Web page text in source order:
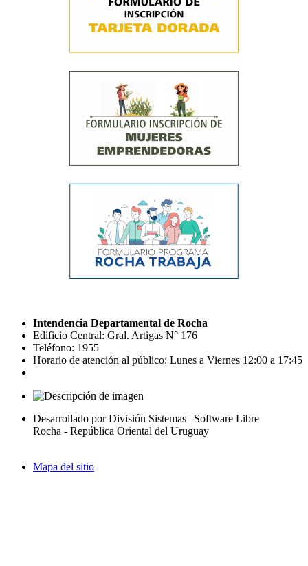
Intendencia Departamental de Rocha
Edificio Central: Gral. Artigas N° 176
Teléfono: 1955
Horario de atención al público: Lunes a Viernes 12:00 a 17:45
Desarrollado por División Sistemas | Software Libre
Rocha - República Oriental del Uruguay
Mapa del sitio